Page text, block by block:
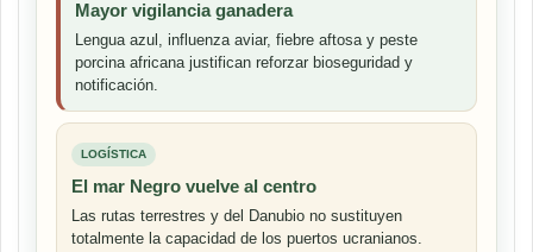
Mayor vigilancia ganadera
Lengua azul, influenza aviar, fiebre aftosa y peste
porcina africana justifican reforzar bioseguridad y
notificación.
LOGÍSTICA
El mar Negro vuelve al centro
Las rutas terrestres y del Danubio no sustituyen
totalmente la capacidad de los puertos ucranianos.